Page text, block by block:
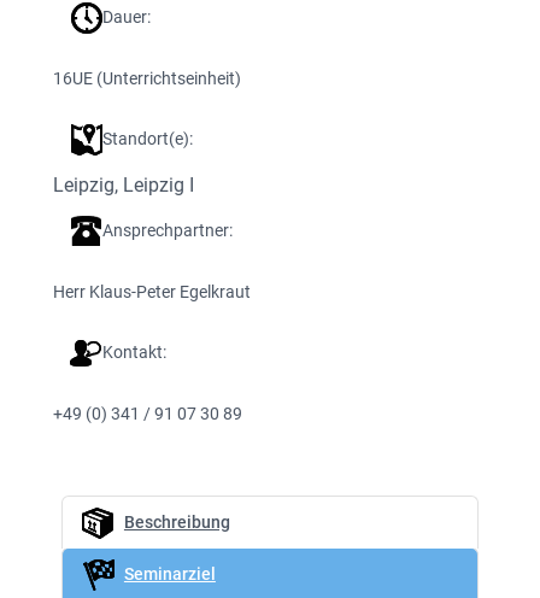
Dauer:
16UE (Unterrichtseinheit)
Standort(e):
Leipzig, Leipzig I
Ansprechpartner:
Herr Klaus-Peter Egelkraut
Kontakt:
+49 (0) 341 / 91 07 30 89
Beschreibung
Seminarziel